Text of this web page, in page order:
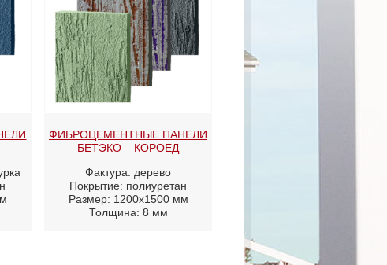
ФИБРОЦЕМЕНТНЫЕ ПАНЕЛИ
БЕТЭКО – КОРОЕД
Фактура: дерево
Покрытие: полиуретан
Размер: 1200х1500 мм
Толщина: 8 мм